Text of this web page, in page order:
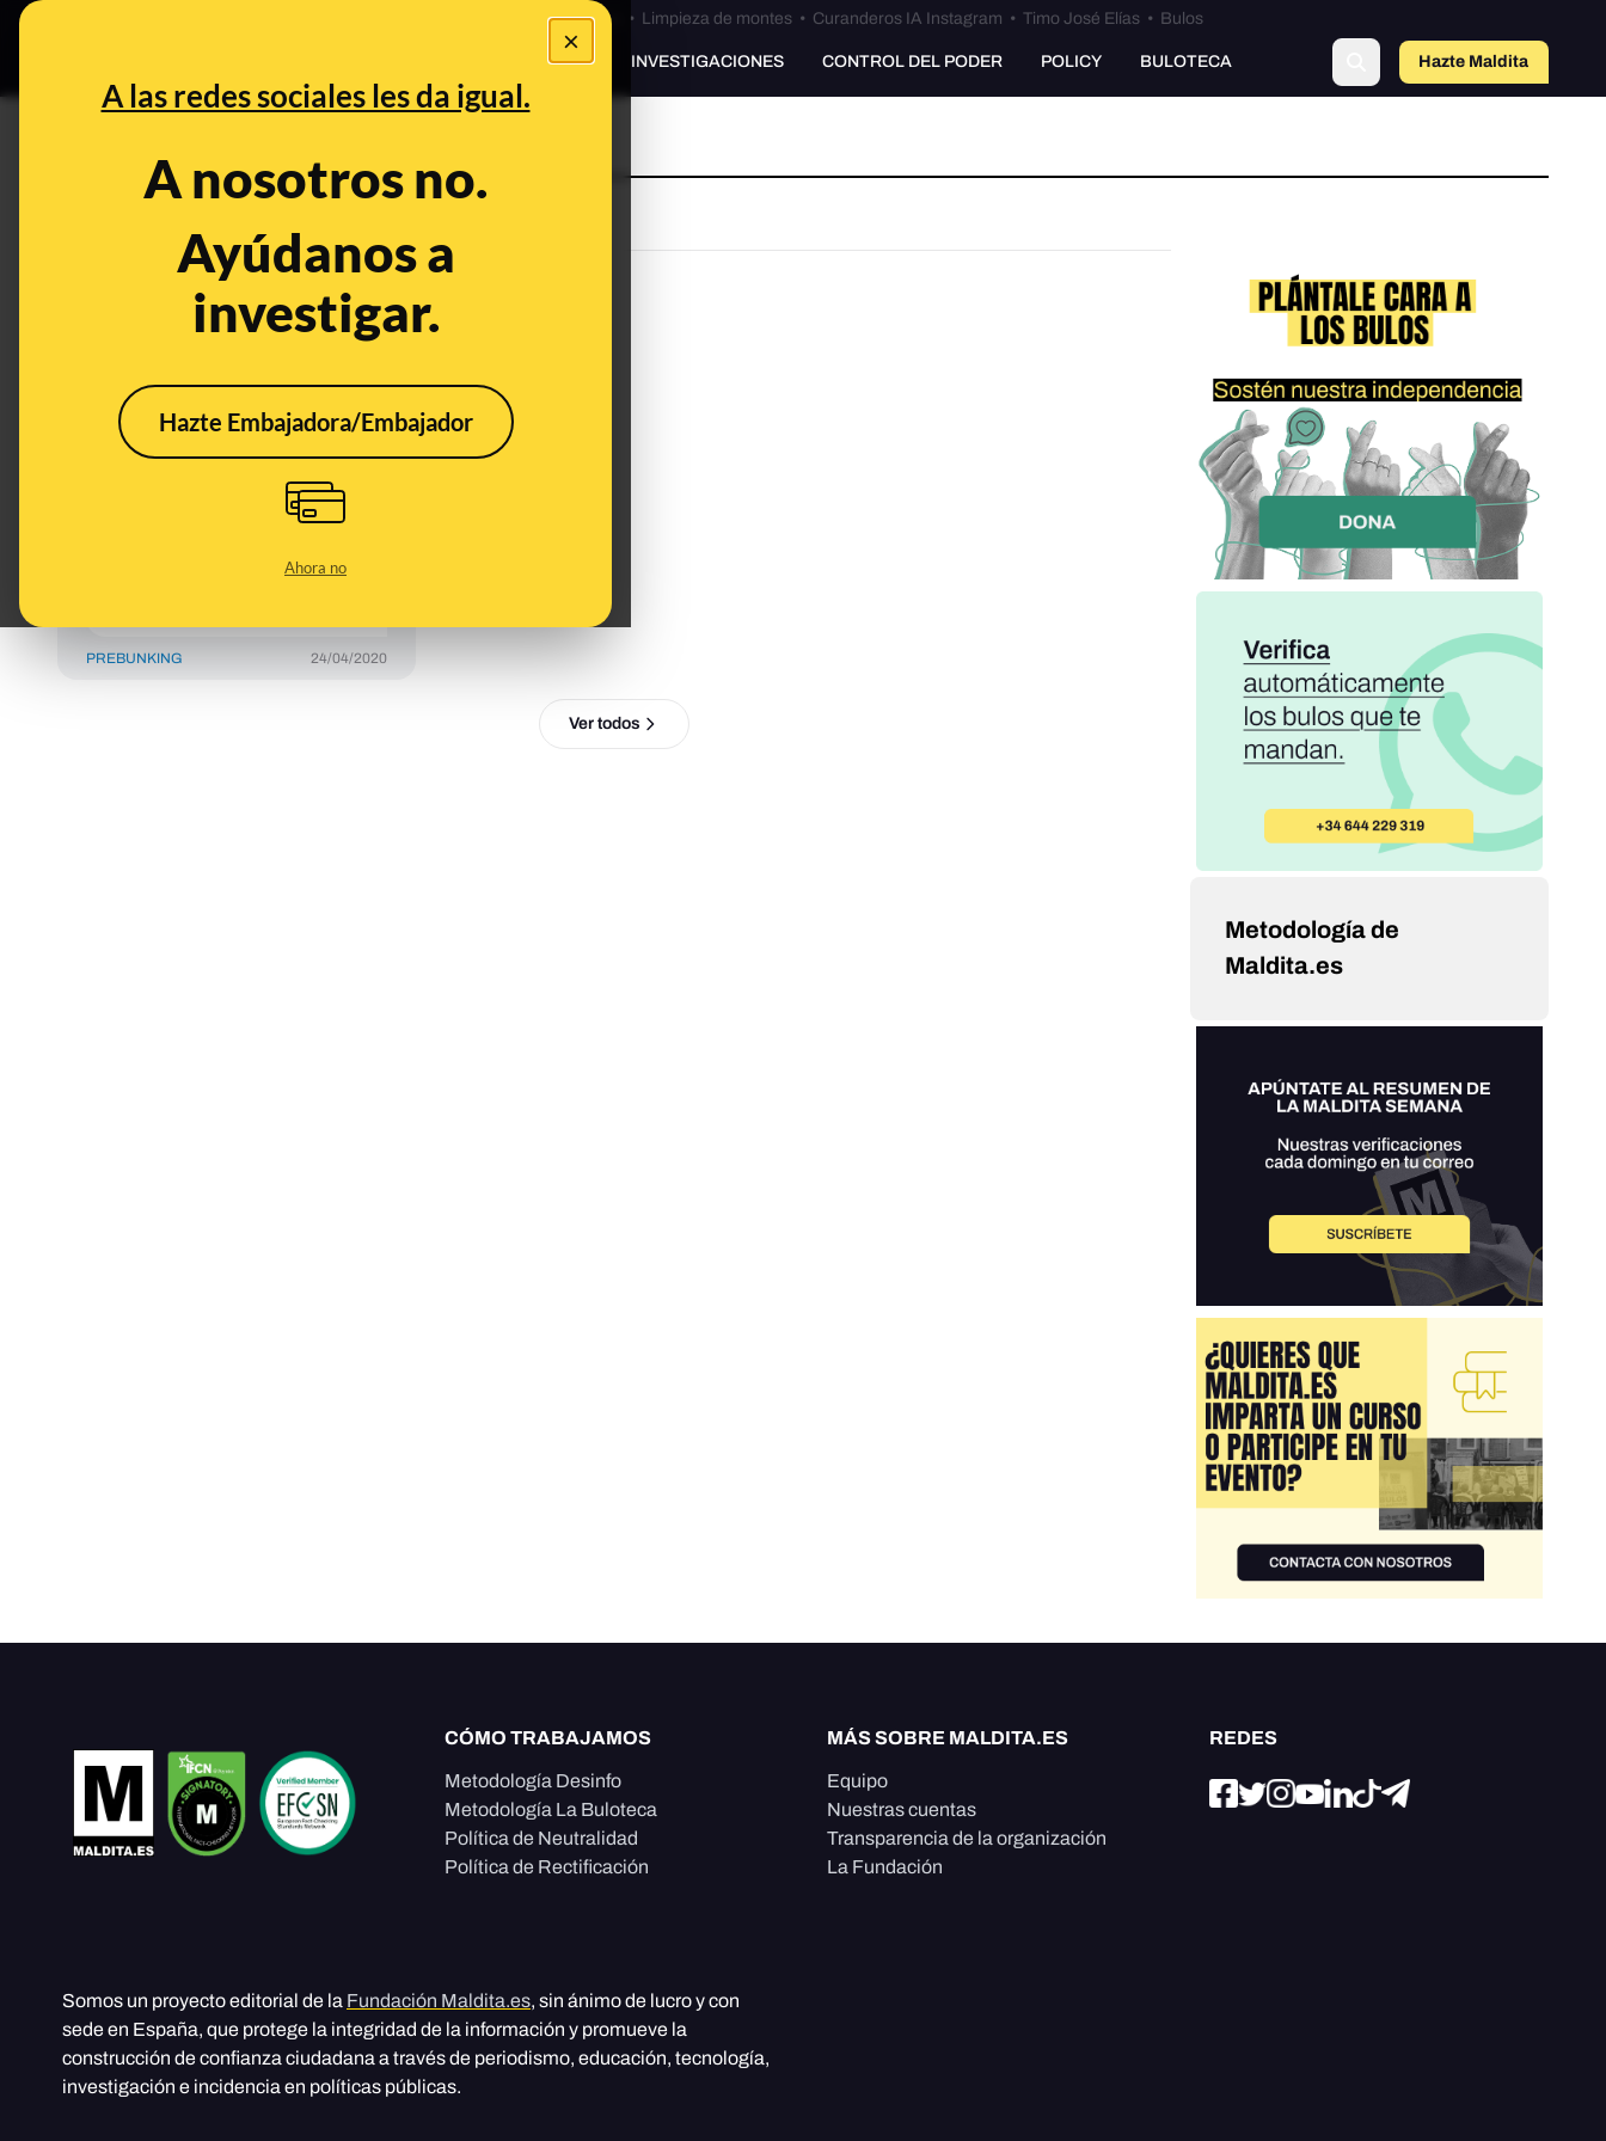
×
A las redes sociales les da igual.
A nosotros no.
Ayúdanos a
investigar.
Hazte Embajadora/Embajador
Ahora no
Bulos Ceuta • Limpieza de montes• Curanderos IA Instagram • Timo José Elías• Bulos
PREBUNKING INVESTIGACIONES CONTROL DEL PODER POLICY BULOTECA Hazte Maldita
transcriptasa
¿Qué tipos de PCR se
investigación de la
PREBUNKING 24/04/2020
Ver todos
Metodología de
Maldita.es
CÓMO TRABAJAMOS
Metodología Desinfo
Metodología La Buloteca
Política de Neutralidad
Política de Rectificación
MÁS SOBRE MALDITA.ES
Equipo
Nuestras cuentas
Transparencia de la organización
La Fundación
REDES
Somos un proyecto editorial de la Fundación Maldita.es, sin ánimo de lucro y con
sede en España, que protege la integridad de la información y promueve la
construcción de confianza ciudadana a través de periodismo, educación, tecnología,
investigación e incidencia en políticas públicas.